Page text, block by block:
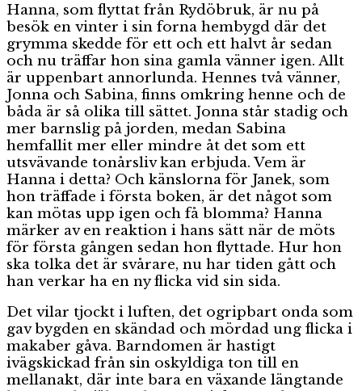
Hanna, som flyttat från Rydöbruk, är nu på
besök en vinter i sin forna hembygd där det
grymma skedde för ett och ett halvt år sedan
och nu träffar hon sina gamla vänner igen. Allt
är uppenbart annorlunda. Hennes två vänner,
Jonna och Sabina, finns omkring henne och de
båda är så olika till sättet. Jonna står stadig och
mer barnslig på jorden, medan Sabina
hemfallit mer eller mindre åt det som ett
utsvävande tonårsliv kan erbjuda. Vem är
Hanna i detta? Och känslorna för Janek, som
hon träffade i första boken, är det något som
kan mötas upp igen och få blomma? Hanna
märker av en reaktion i hans sätt när de möts
för första gången sedan hon flyttade. Hur hon
ska tolka det är svårare, nu har tiden gått och
han verkar ha en ny flicka vid sin sida.
Det vilar tjockt i luften, det ogripbart onda som
gav bygden en skändad och mördad ung flicka i
makaber gåva. Barndomen är hastigt
ivägskickad från sin oskyldiga ton till en
mellanakt, där inte bara en växande längtande